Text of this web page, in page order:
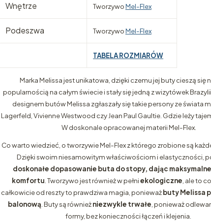
Wnętrze TworzywoMel-Flex
Podeszwa TworzywoMel-Flex
TABELA ROZMIARÓW
Marka Melissa jest unikatowa, dzięki czemu jej buty cieszą się
popularnością na całym świecie i stały się jedną z wizytówek
designem butów Melissa zgłaszały się takie persony ze świata
Lagerfeld, Vivienne Westwood czy Jean Paul Gaultie. Gdzie leży
W doskonale opracowanej materii Mel-Flex.
Co warto wiedzieć, o tworzywie Mel-Flex z którego zrobione są
Dzięki swoim niesamowitym właściwościom i elastyczności,
doskonałe dopasowanie buta do stopy, dając
komfortu . Tworzywo jest również w pełniekologiczne , ale to
całkowicie od reszty to prawdziwa magia, ponieważbuty Melissa
balonową . Buty są równieżniezwykle trwałe , ponieważ
formy, bez konieczności łączeń i klejenia.